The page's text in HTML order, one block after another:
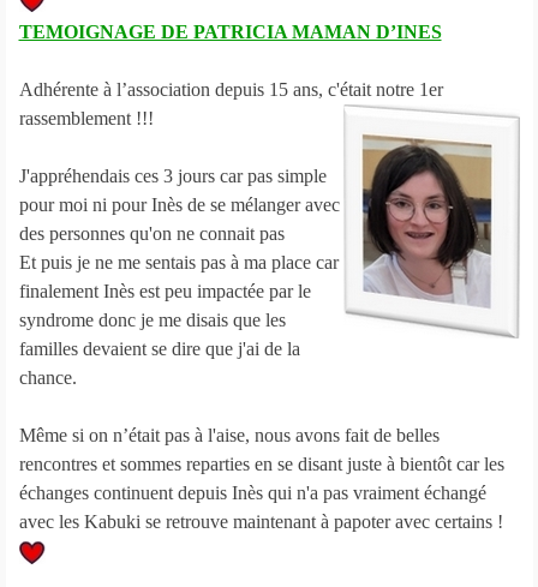
TEMOIGNAGE DE PATRICIA MAMAN D’INES
Adhérente à l’association depuis 15 ans, c'était notre 1er
rassemblement !!!
J'appréhendais ces 3 jours car pas simple
pour moi ni pour Inès de se mélanger avec
des personnes qu'on ne connait pas
Et puis je ne me sentais pas à ma place car
finalement Inès est peu impactée par le
syndrome donc je me disais que les
familles devaient se dire que j'ai de la
chance.
Même si on n’était pas à l'aise, nous avons fait de belles
rencontres et sommes reparties en se disant juste à bientôt car les
échanges continuent depuis Inès qui n'a pas vraiment échangé
avec les Kabuki se retrouve maintenant à papoter avec certains !